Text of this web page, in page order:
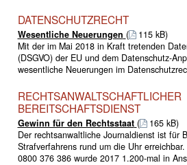
DATENSCHUTZRECHT
Wesentliche Neuerungen (
115 kB)
Mit der im Mai 2018 in Kraft tretenden
(DSGVO) der EU und dem Datenschutz-
wesentliche Neuerungen im
RECHTSANWALTSCHAFTLICHER
BEREITSCHAFTSDIENST
Gewinn für den Rechtsstaat (
165 kB)
Der rechtsanwaltliche Journaldienst ist für
Strafverfahrens rund um die Uhr
0800 376 386 wurde 2017 1.200-mal in